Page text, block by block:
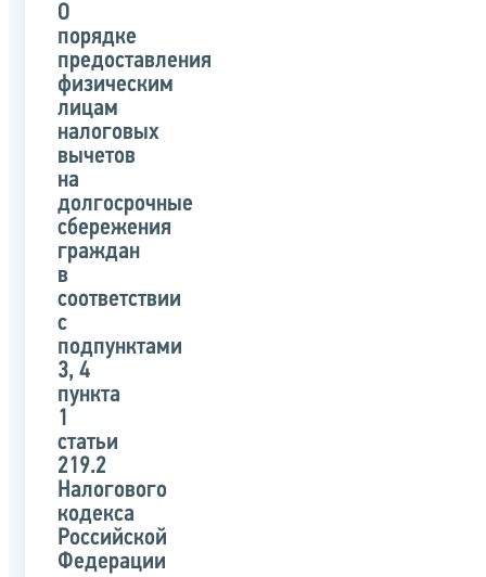
указанного
письма
О
порядке
предоставления
физическим
лицам
налоговых
вычетов
на
долгосрочные
сбережения
граждан
в
соответствии
с
подпунктами
3, 4
пункта
1
статьи
219.2
Налогового
кодекса
Российской
Федерации